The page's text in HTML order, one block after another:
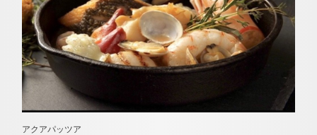
アクアパッツア